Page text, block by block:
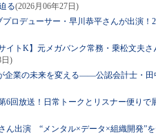
る(2026月06年27日)
プロデューサー・早川恭平さんが出演
イトK】元メガバンク常務・乗松文夫
日)
企業の未来を変える――公認会計士・
6回放送！日常トークとリスナー便りで
ん出演 “メンタル×データ×組織開発”